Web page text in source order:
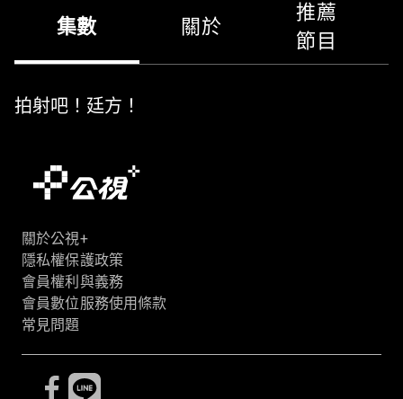
集數 關於
推薦
節目
拍射吧！廷方！
關於公視+
隱私權保護政策
會員權利與義務
會員數位服務使用條款
常見問題